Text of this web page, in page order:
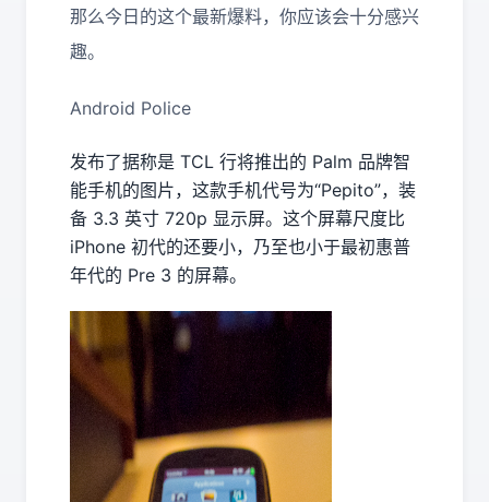
那么今日的这个最新爆料，你应该会十分感兴
趣。
Android Police
发布了据称是 TCL 行将推出的 Palm 品牌智
能手机的图片，这款手机代号为“Pepito”，装
备 3.3 英寸 720p 显示屏。这个屏幕尺度比
iPhone 初代的还要小，乃至也小于最初惠普
年代的 Pre 3 的屏幕。